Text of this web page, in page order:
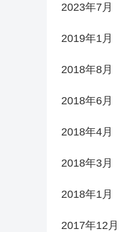
2023年7月
2019年1月
2018年8月
2018年6月
2018年4月
2018年3月
2018年1月
2017年12月